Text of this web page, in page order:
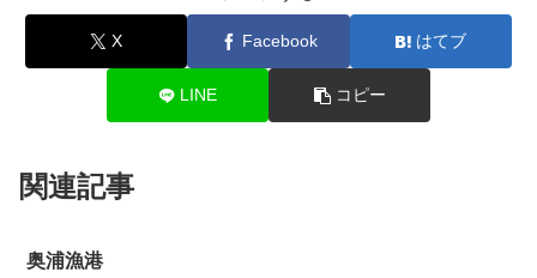
X Facebook はてブ
LINE コピー
関連記事
奥浦漁港